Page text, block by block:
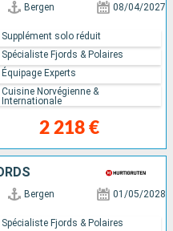
Bergen 08/04/2027
2 218 €
Supplément solo réduit
Spécialiste Fjords & Polaires
Équipage Experts
Cuisine Norvégienne &
Internationale
Bergen 01/05/2028
Spécialiste Fjords & Polaires